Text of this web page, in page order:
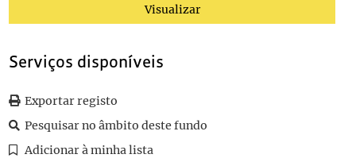
Colecção de recortes de imprensado jornal Novidades sobre a
039 Colecção de recortes de imprensado jornal Primeiro de Janeiro
Visualizar
Serviços disponíveis
Exportar registo
Pesquisar no âmbito deste fundo
Adicionar à minha lista